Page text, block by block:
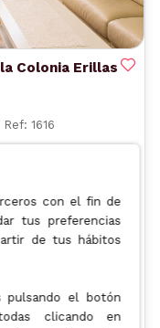
Colonia Erillas
Ref: 1616
Mensual:
650€
con el fin de
tus preferencias
de tus hábitos
pulsando el botón
clicando en